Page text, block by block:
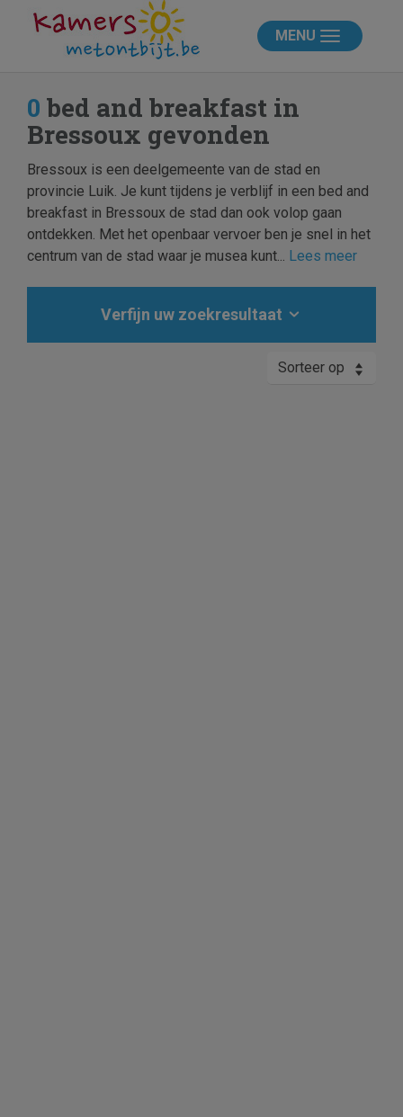
MENU
0 bed and breakfast in
Bressoux gevonden
Bressoux is een deelgemeente van de stad en
provincie Luik. Je kunt tijdens je verblijf in een bed and
breakfast in Bressoux de stad dan ook volop gaan
ontdekken. Met het openbaar vervoer ben je snel in het
centrum van de stad waar je musea kunt... Lees meer
Verfijn uw zoekresultaat
Sorteer op